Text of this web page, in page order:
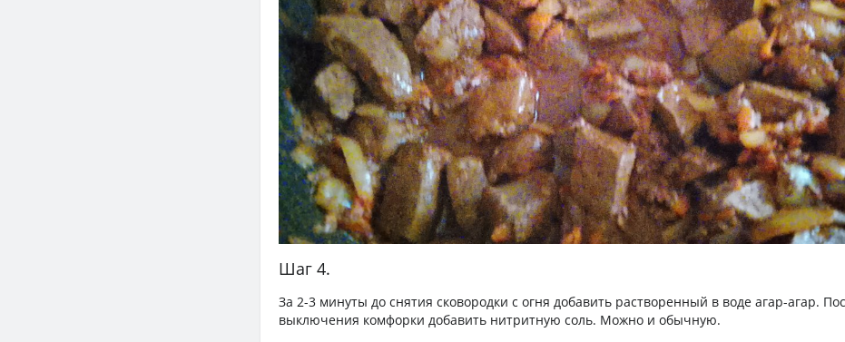
Шаг 4.
За 2-3 минуты до снятия сковородки с огня добавить растворенный в воде агар-агар.
выключения комфорки добавить нитритную соль. Можно и обычную.